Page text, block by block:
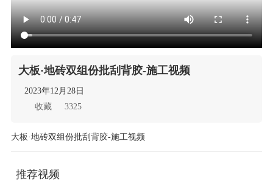
大板·地砖双组份批刮背胶-施工视频
2023年12月28日
收藏
3325
大板·地砖双组份批刮背胶-施工视频
推荐视频